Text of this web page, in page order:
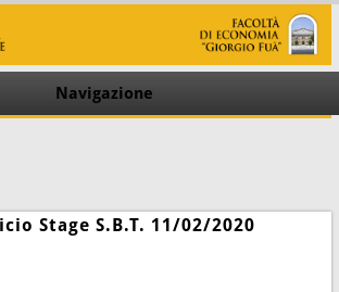
Navigazione
Stage S.B.T. 11/02/2020